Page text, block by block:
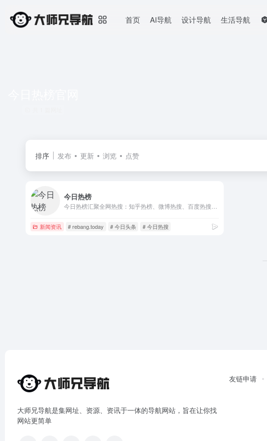
首页 AI导航 设计导航 生活导航
排序 发布 更新 浏览 点赞
今日热榜
新闻资讯 # rebang.today # 今日头条 # 今日热搜
大师兄导航是集网址、资源、资讯于一体的导航网站，旨在让你找
网站更简单
友链申请